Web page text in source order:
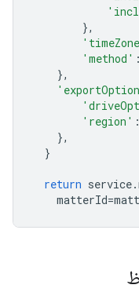
},
'method' :
},
'region' :
},
}
return service.
matterId=